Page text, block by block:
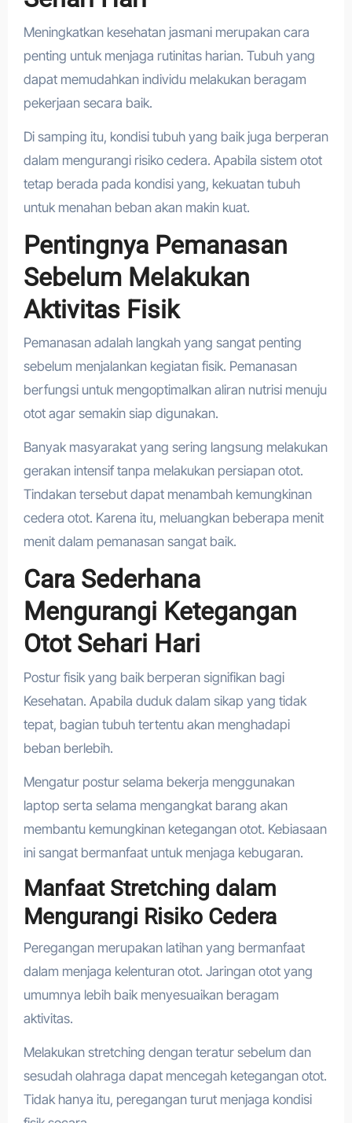
Meningkatkan kesehatan jasmani merupakan cara
penting untuk menjaga rutinitas harian. Tubuh yang
dapat memudahkan individu melakukan beragam
pekerjaan secara baik.
Di samping itu, kondisi tubuh yang baik juga berperan
dalam mengurangi risiko cedera. Apabila sistem otot
tetap berada pada kondisi yang, kekuatan tubuh
untuk menahan beban akan makin kuat.
Pentingnya Pemanasan
Sebelum Melakukan
Aktivitas Fisik
Pemanasan adalah langkah yang sangat penting
sebelum menjalankan kegiatan fisik. Pemanasan
berfungsi untuk mengoptimalkan aliran nutrisi menuju
otot agar semakin siap digunakan.
Banyak masyarakat yang sering langsung melakukan
gerakan intensif tanpa melakukan persiapan otot.
Tindakan tersebut dapat menambah kemungkinan
cedera otot. Karena itu, meluangkan beberapa menit
menit dalam pemanasan sangat baik.
Cara Sederhana
Mengurangi Ketegangan
Otot Sehari Hari
Postur fisik yang baik berperan signifikan bagi
Kesehatan. Apabila duduk dalam sikap yang tidak
tepat, bagian tubuh tertentu akan menghadapi
beban berlebih.
Mengatur postur selama bekerja menggunakan
laptop serta selama mengangkat barang akan
membantu kemungkinan ketegangan otot. Kebiasaan
ini sangat bermanfaat untuk menjaga kebugaran.
Manfaat Stretching dalam
Mengurangi Risiko Cedera
Peregangan merupakan latihan yang bermanfaat
dalam menjaga kelenturan otot. Jaringan otot yang
umumnya lebih baik menyesuaikan beragam
aktivitas.
Melakukan stretching dengan teratur sebelum dan
sesudah olahraga dapat mencegah ketegangan otot.
Tidak hanya itu, peregangan turut menjaga kondisi